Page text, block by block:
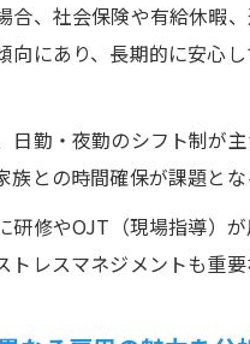
合、社会保険や有給休暇
向にあり、長期的に安心
日勤・夜勤のシフト制が
族との時間確保が課題と
研修やOJT（現場指導）
トレスマネジメントも重